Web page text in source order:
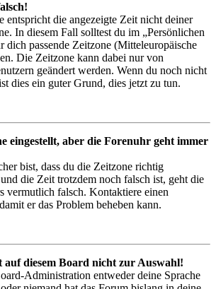
entspricht die angezeigte Zeit nicht deiner
In diesem Fall solltest du im „Persönlichen
dich passende Zeitzone (Mitteleuropäische
Die Zeitzone kann dabei nur von
geändert werden. Wenn du noch nicht
dies ein guter Grund, dies jetzt zu tun.
eingestellt, aber die Forenuhr geht immer
bist, dass du die Zeitzone richtig
die Zeit trotzdem noch falsch ist, geht die
vermutlich falsch. Kontaktiere einen
er das Problem beheben kann.
auf diesem Board nicht zur Auswahl!
Administration entweder deine Sprache